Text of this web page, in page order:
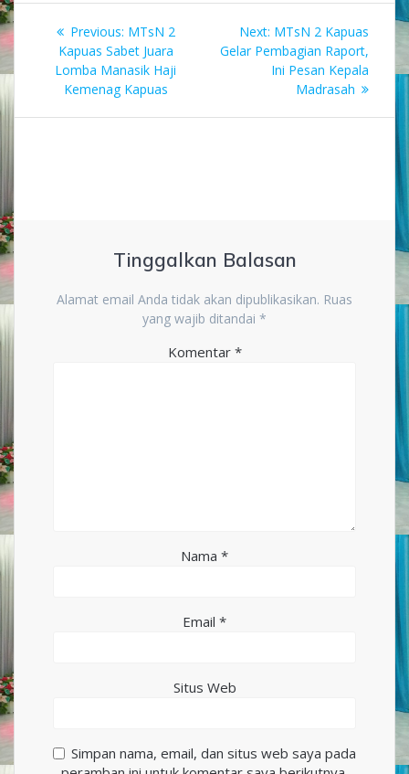
Navigasi
pos
Previous: Previous
post:
MTsN 2
Kapuas Sabet Juara
Lomba Manasik Haji
Kemenag Kapuas
Next: Next
post:
MTsN 2 Kapuas
Gelar Pembagian Raport,
Ini Pesan Kepala
Madrasah
Tinggalkan Balasan
Alamat email Anda tidak akan dipublikasikan. Ruas
yang wajib ditandai *
Komentar *
Nama *
Email *
Situs Web
Simpan nama, email, dan situs web saya pada